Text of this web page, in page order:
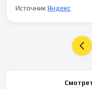
ИсточникЯндекс